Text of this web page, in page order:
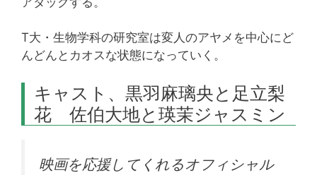
T大・生物学科の研究室は変人のアヤメを中心にど
んどんとカオスな状態になっていく。
キャスト、黒羽麻璃央と足立梨
花 佐伯大地と瑛茉ジャスミン
映画を応援してくれるオフィシャル